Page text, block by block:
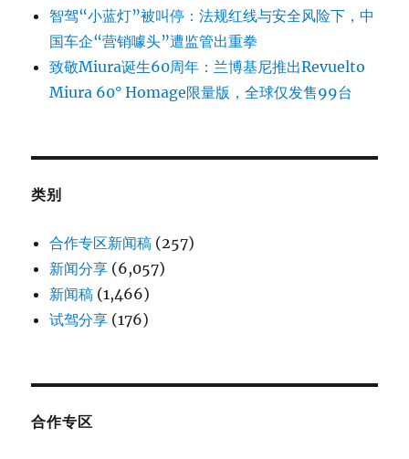
智驾“小蓝灯”被叫停：法规红线与安全风险下，中
国车企“营销噱头”遭监管出重拳
致敬Miura诞生60周年：兰博基尼推出Revuelto
Miura 60° Homage限量版，全球仅发售99台
类别
合作专区新闻稿 (257)
新闻分享 (6,057)
新闻稿 (1,466)
试驾分享 (176)
合作专区